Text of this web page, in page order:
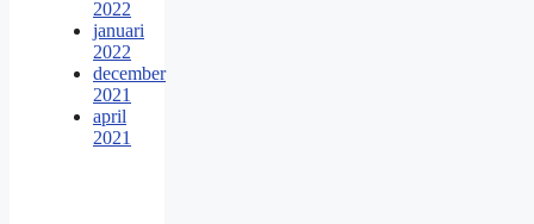
2022
januari
2022
december
2021
april
2021